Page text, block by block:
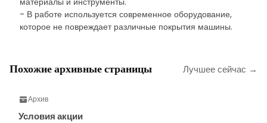
- В работе используется современное оборудование,
которое не повреждает различные покрытия машины.
Похожие архивные страницы Лучшее сейчас →
Архив
Условия акции